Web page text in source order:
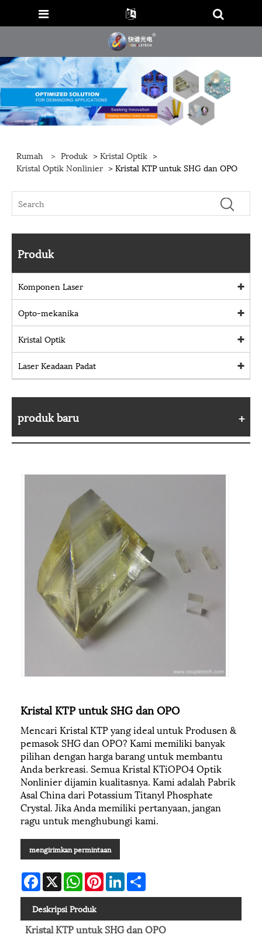
Rumah > Produk >Kristal Optik >
Kristal Optik Nonlinier > Kristal KTP untuk SHG dan OPO
Produk
Komponen Laser
Opto-mekanika
Kristal Optik
Laser Keadaan Padat
produk baru
Kristal KTP untuk SHG dan OPO
Mencari Kristal KTP yang ideal untuk Produsen &
pemasok SHG dan OPO? Kami memiliki banyak
pilihan dengan harga barang untuk membantu
Anda berkreasi. Semua Kristal KTiOPO4 Optik
Nonlinier dijamin kualitasnya. Kami adalah Pabrik
Asal China dari Potassium Titanyl Phosphate
Crystal. Jika Anda memiliki pertanyaan, jangan
ragu untuk menghubungi kami.
mengirimkan permintaan
Facebook
X WhatsAppPinterestLinkedIn
Deskripsi Produk
Kristal KTP untuk SHG dan OPO